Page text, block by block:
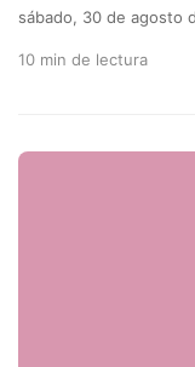
sábado, 30 de agosto
10 min de lectura